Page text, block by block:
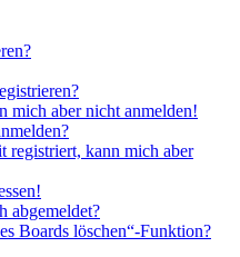
mich aber nicht anmelden!
registriert, kann mich aber
abgemeldet?
Boards löschen“-Funktion?